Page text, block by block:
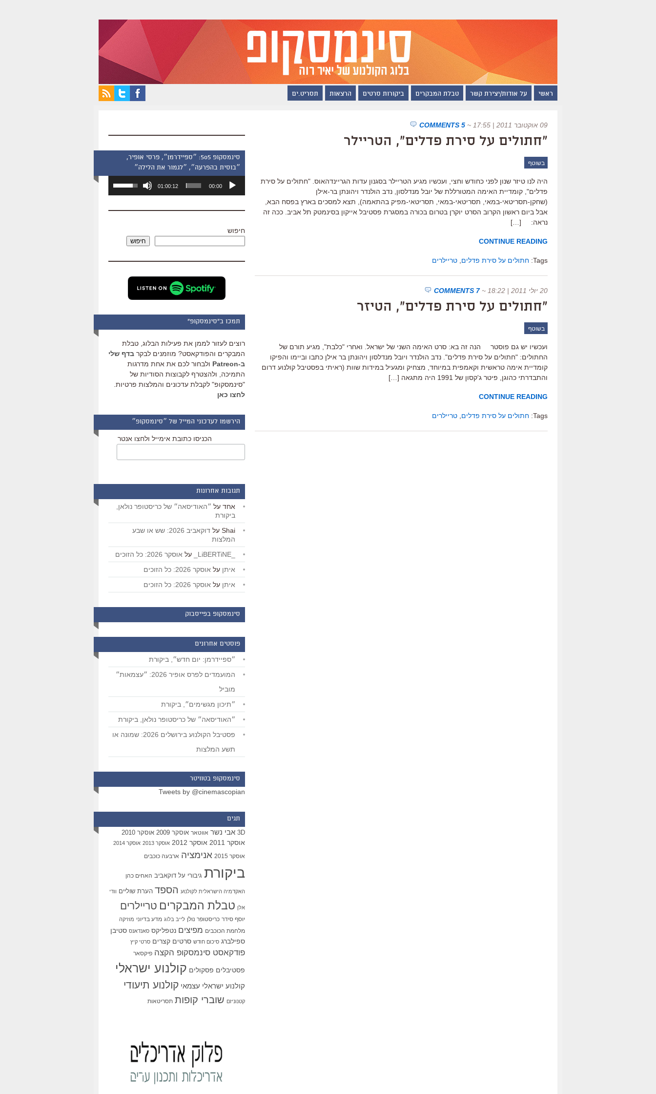
ראשי על אודות/יצירת קשר טבלת המבקרים ביקורות סרטים הרצאות תסריט.ים
09 אוקטובר 2011 | 17:55 ~
5 COMMENTS
"חתולים על סירת פדלים", הטריילר
בשוטף
היה לנו טיזר שנון לפני כחודש וחצי, ועכשיו מגיע הטריילר בסגנון עדות הגריינדהאוס. "חתולים על סירת
פדלים", קומדיית האימה המטורללת של יובל מנדלסון, נדב הולנדר ויהונתן בר-אילן
(שחקן-תסריטאי-במאי, תסריטאי-במאי, תסריטאי-מפיק בהתאמה), תצא למסכים בארץ בפסח הבא,
אבל ביום ראשון הקרוב הסרט יוקרן בטרום בכורה במסגרת פסטיבל אייקון בסינמטק תל אביב. ככה זה
נראה: […]
CONTINUE READING
Tags: חתולים על סירת פדלים טריילרים
20 יולי 2011 | 18:22 ~
7 COMMENTS
"חתולים על סירת פדלים", הטיזר
בשוטף
ועכשיו יש גם פוסטר הנה זה בא: סרט האימה השני של ישראל. ואחרי "כלבת", מגיע תורם של
החתולים: "חתולים על סירת פדלים". נדב הולנדר ויובל מנדלסון ויהונתן בר אילן כתבו וביימו והפיקו
קומדיית אימה טראשית וקאמפית במיוחד, מצחיק ומגעיל במידות שוות (ראיתי בפסטיבל קולנוע דרום
והתבדרתי כהוגן, פיטר ג'קסון של 1991 היה מתגאה […]
CONTINUE READING
Tags: חתולים על סירת פדלים טריילרים
סינמסקופ 505: ״ספיידרמן״, פרסי אופיר,
״בוסית בהפרעה״, ״לגמור את הלילה״
אודיו
00:00
01:00:12
השתמש
כדי
שמע.
חיפוש
חיפוש
תמכו ב"סינמסקופ"
רוצים לעזור לממן את פעילות הבלוג, טבלת
המבקרים והפודקאסט? מוזמנים לבקר בדף שלי
ב-Patreon
ולבחור לכם את אחת מדרגות
התמיכה, ולהצטרף לקבוצות הסודיות של
"סינמסקופ" לקבלת עדכונים והמלצות פרטיות.
לחצו כאן
הירשמו לעדכוני המייל של ״סינמסקופ״
הכניסו כתובת אימייל ולחצו אנטר
תגובות אחרונות
אחד על ״האודיסאה״ של כריסטופר נולאן,
ביקורת
Shai על
דוקאביב 2026: שש או שבע
המלצות
על אוסקר 2026: כל הזוכים
איתן על אוסקר 2026: כל הזוכים
איתן על אוסקר 2026: כל הזוכים
סינמסקופ בפייסבוק
פוסטים אחרונים
״ספיידרמן: יום חדש״, ביקורת
המועמדים לפרס אופיר 2026: ״עצמאות״
מוביל
״תיכון מגשימים״, ביקורת
״האודיסאה״ של כריסטופר נולאן, ביקורת
פסטיבל הקולנוע בירושלים 2026: שמונה או
תשע המלצות
סינמסקופ בטוויטר
Tweets by @cinemascopian
תגים
3D אבי נשר אווטאר אוסקר 2009 אוסקר 2010
אוסקר 2011 אוסקר 2012 אוסקר 2013 אוסקר 2014
אוסקר 2015 אנימציה ארבעה כוכבים
ביקורת גיבורי על דוקאביב האחים כהן
האקדמיה הישראלית לקולנוע הספד הערת שוליים וודי
אלן טבלת המבקרים טריילרים
יוסף סידר כריסטופר נולן לייב בלוג מדע בדיוני מוזיקה
מלחמת הכוכבים מפיצים נטפליקס סאנדאנס סטיבן
ספילברג סיכום חודש סרטים קצרים סרטי קיץ
פודקאסט סינמסקופ הקצה פיקסאר
פסטיבלים פסקולים קולנוע ישראלי
קולנוע ישראלי עצמאי קולנוע תיעודי
קטנוניזם שוברי קופות תסריטאות